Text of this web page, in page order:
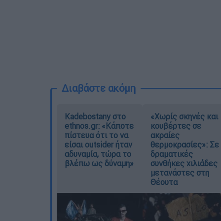
Διαβάστε ακόμη
Kadebostany στο
ethnos.gr: «Κάποτε
πίστευα ότι το να
είσαι outsider ήταν
αδυναμία, τώρα το
βλέπω ως δύναμη»
«Χωρίς σκηνές και
κουβέρτες σε
ακραίες
θερμοκρασίες»: Σε
δραματικές
συνθήκες χιλιάδες
μετανάστες στη
Θέουτα